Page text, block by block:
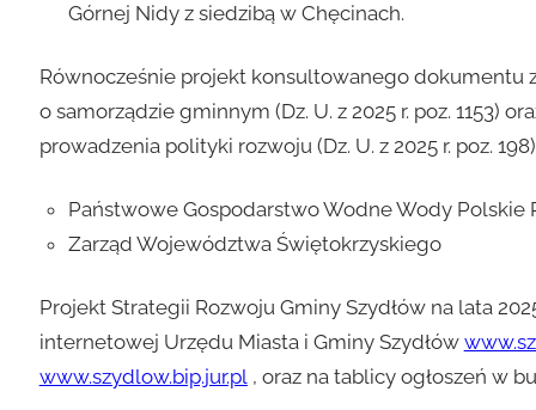
Górnej Nidy z siedzibą w Chęcinach.
Równocześnie projekt konsultowanego dokumentu
o samorządzie gminnym (Dz. U. z 2025 r. poz. 1153)
prowadzenia polityki rozwoju (Dz. U. z 2025 r. poz.
Państwowe Gospodarstwo Wodne Wody
Zarząd Województwa Świętokrzyskiego
Projekt Strategii Rozwoju Gminy Szydłów na lata
internetowej Urzędu Miasta i Gminy Szydłów
www.szydlow.bip.jur.pl, oraz na tablicy ogłoszeń w